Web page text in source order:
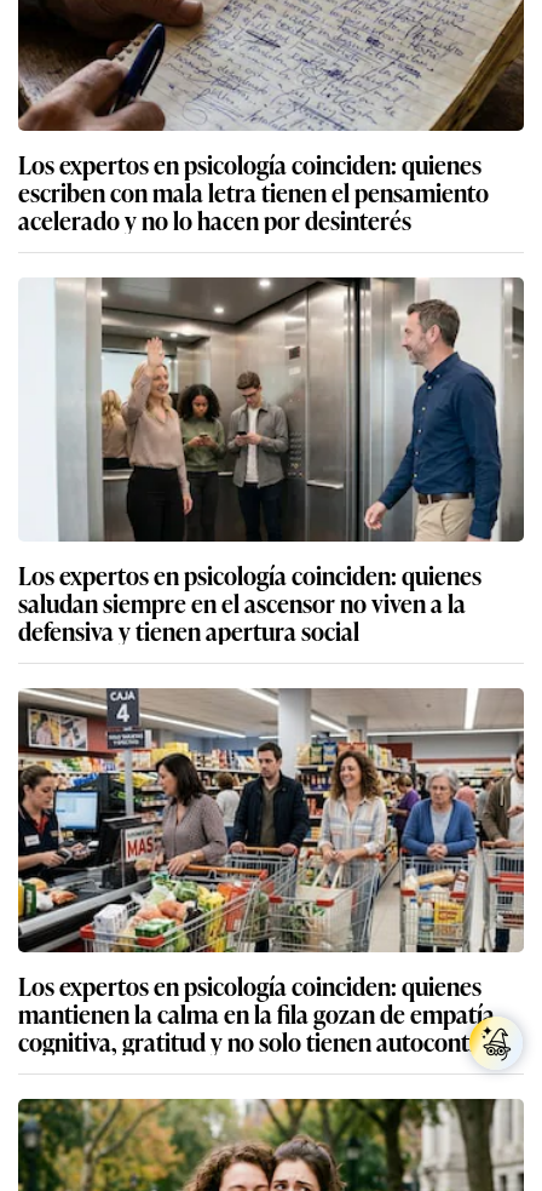
Los expertos en psicología coinciden: quienes
escriben con mala letra tienen el pensamiento
acelerado y no lo hacen por desinterés
Los expertos en psicología coinciden: quienes
saludan siempre en el ascensor no viven a la
defensiva y tienen apertura social
Los expertos en psicología coinciden: quienes
mantienen la calma en la fila gozan de empatía
cognitiva, gratitud y no solo tienen autocontrol